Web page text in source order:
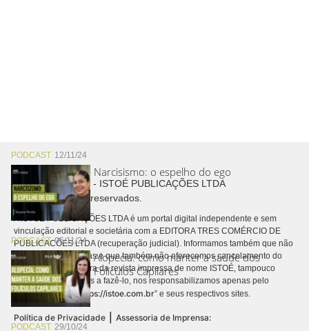
PODCAST 12/11/24
Narcisismo: o espelho do ego
PODCAST05/11/24
Alopecia: como manter a saúde dos
Folículos Capilares
PODCAST 29/10/24
Copyright © 2026 - ISTOÉ PUBLICAÇÕES LTDA
Todos os direitos reservados.
A ISTOÉ PUBLICAÇÕES LTDA é um portal digital independente e sem
vinculação editorial e societária com a EDITORA TRES COMÉRCIO DE
PUBLICACÕES LTDA (recuperação judicial). Informamos também que não
realizamos cobranças e que também não oferecemos cancelamento do
contrato de assinatura da revista impressa de nome ISTOÉ, tampouco
autorizamos terceiros a fazê-lo, nos responsabilizamos apenas pelo
conteúdo digital “https://istoe.com.br” e seus respectivos sites.
Política de Privacidade | Assessoria de Imprensa: